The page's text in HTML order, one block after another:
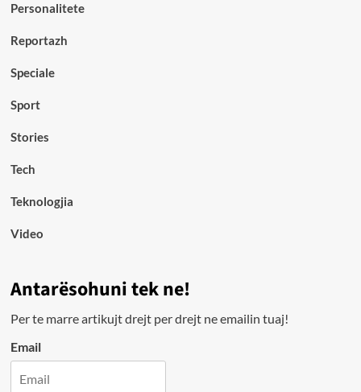
Personalitete
Reportazh
Speciale
Sport
Stories
Tech
Teknologjia
Video
Antarësohuni tek ne!
Per te marre artikujt drejt per drejt ne emailin tuaj!
Email